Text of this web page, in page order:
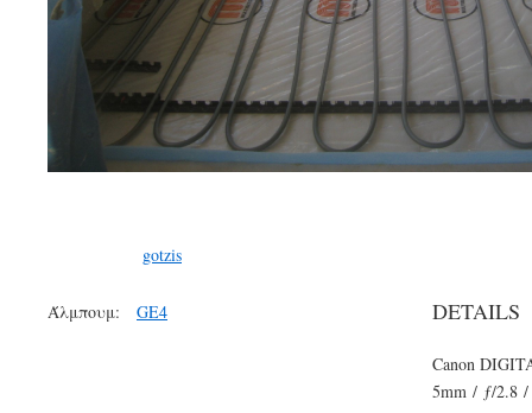
gotzis
Άλμπουμ: GE4 DETAILS
Canon
5mm / ƒ/2.8 /